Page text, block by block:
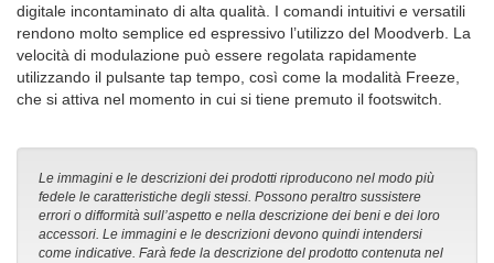
digitale incontaminato di alta qualità. I comandi intuitivi e versatili
rendono molto semplice ed espressivo l’utilizzo del Moodverb. La
velocità di modulazione può essere regolata rapidamente
utilizzando il pulsante tap tempo, così come la modalità Freeze,
che si attiva nel momento in cui si tiene premuto il footswitch.
Le immagini e le descrizioni dei prodotti riproducono nel modo più
fedele le caratteristiche degli stessi. Possono peraltro sussistere
errori o difformità sull’aspetto e nella descrizione dei beni e dei loro
accessori. Le immagini e le descrizioni devono quindi intendersi
come indicative. Farà fede la descrizione del prodotto contenuta nel